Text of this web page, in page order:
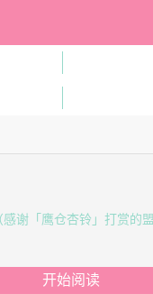
谢「鹰仓杏铃」打赏的盟
开始阅读